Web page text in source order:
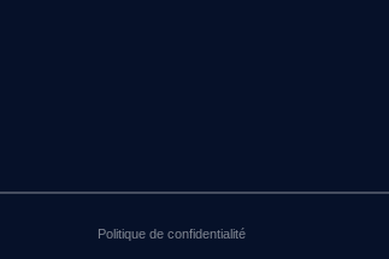
Politique de confidentialité